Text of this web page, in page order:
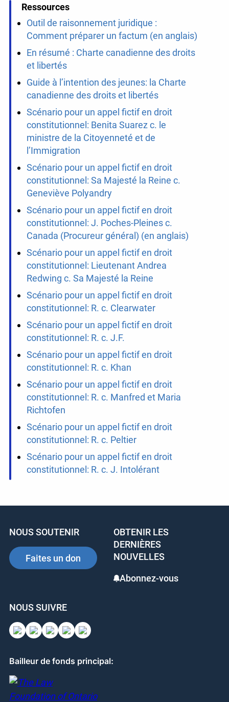
Ressources
Outil de raisonnement juridique :
Comment préparer un factum (en anglais)
En résumé : Charte canadienne des droits
et libertés
Guide à l’intention des jeunes: la Charte
canadienne des droits et libertés
Scénario pour un appel fictif en droit
constitutionnel: Benita Suarez c. le
ministre de la Citoyenneté et de
l’Immigration
Scénario pour un appel fictif en droit
constitutionnel: Sa Majesté la Reine c.
Geneviève Polyandry
Scénario pour un appel fictif en droit
constitutionnel: J. Poches-Pleines c.
Canada (Procureur général) (en anglais)
Scénario pour un appel fictif en droit
constitutionnel: Lieutenant Andrea
Redwing c. Sa Majesté la Reine
Scénario pour un appel fictif en droit
constitutionnel: R. c. Clearwater
Scénario pour un appel fictif en droit
constitutionnel: R. c. J.F.
Scénario pour un appel fictif en droit
constitutionnel: R. c. Khan
Scénario pour un appel fictif en droit
constitutionnel: R. c. Manfred et Maria
Richtofen
Scénario pour un appel fictif en droit
constitutionnel: R. c. Peltier
Scénario pour un appel fictif en droit
constitutionnel: R. c. J. Intolérant
NOUS SOUTENIR
Faites un don
OBTENIR LES
DERNIÈRES
NOUVELLES
Abonnez-vous
NOUS SUIVRE
Bailleur de fonds principal: